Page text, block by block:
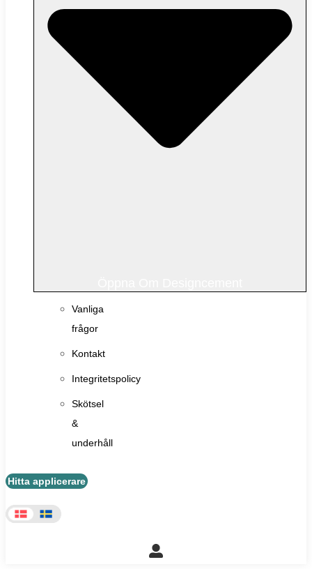
Vanliga
frågor
Kontakt
Integritetspolicy
Skötsel
&
underhåll
Hitta applicerare